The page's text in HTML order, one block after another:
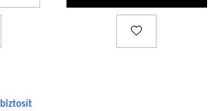
biztosít